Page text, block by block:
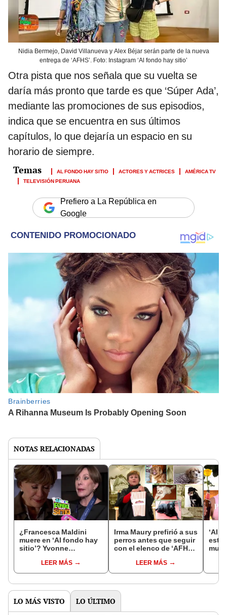
Nidia Bermejo, David Villanueva y Alex Béjar serán parte de la nueva
entrega de ‘AFHS’. Foto: Instagram ‘Al fondo hay sitio’
Otra pista que nos señala que su vuelta se
daría más pronto que tarde es que ‘Súper Ada’,
mediante las promociones de sus episodios,
indica que se encuentra en sus últimos
capítulos, lo que dejaría un espacio en su
horario de siempre.
AL FONDO HAY SITIO ACTORES Y ACTRICES
AMÉRICA TV
TELEVISIÓN PERUANA
Prefiero a La República en
Google
NOTAS RELACIONADAS
¿Francesca Maldini
muere en ‘Al fondo hay
sitio’? Yvonne
revelaciónLEER MÁS
Irma Maury prefirió a sus
perros antes que seguir
con el elenco de ‘AFHS’,
LEER MÁS
‘Al
LO MÁS VISTO LO ÚLTIMO